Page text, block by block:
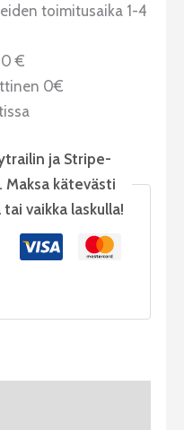
toimitusaika 1-4
€
0€
ja Stripe-
Maksa kätevästi
vaikka laskulla!